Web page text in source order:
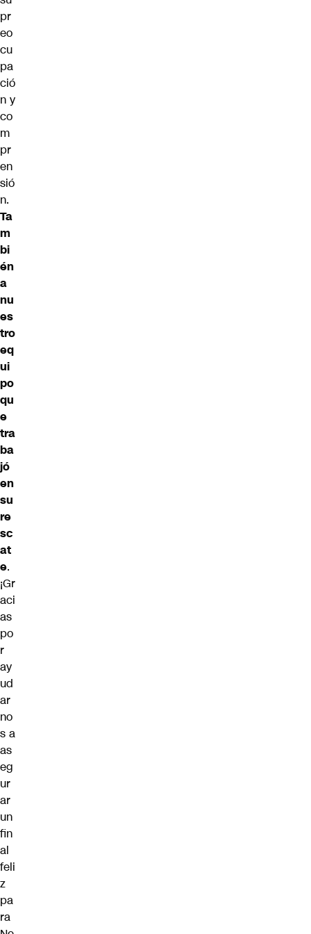
pr
eo
cu
pa
ció
n y
co
m
pr
en
sió
n.
Ta
m
bi
én
a
nu
es
tro
eq
ui
po
qu
e
tra
ba
jó
en
su
re
sc
at
e.
¡Gr
aci
as
po
r
ay
ud
ar
no
s a
as
eg
ur
ar
un
fin
al
feli
z
pa
ra